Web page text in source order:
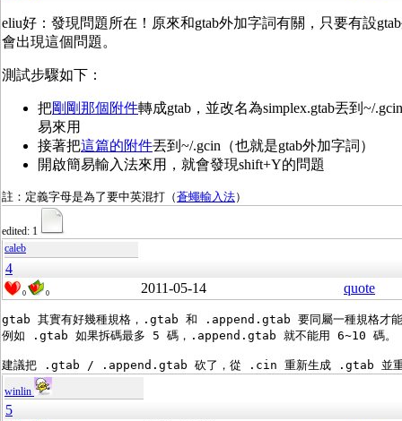
eliu好：發現問題所在！原來和gtab外加字詞有關，只要有設
會出現這個問題。
測試步驟如下：
把剛剛那個附件轉成gtab，並改名為simplex.gtab丟到~/
易來用
接著把這篇的附件丟到~/.gcin（也就是gtab外加字詞）
開啟簡易輸入法來用，就會發現shift+Y的問題
註：定義字母是為了要中英混打（蒼蠅輸入法）
edited: 1
caleb
4
0 0 2011-05-14 quote
gtab 其實有好幾種規格，.gtab 和 .append.gtab 要同屬一種規格才
例如 .gtab 如果拆碼最多 5 碼，.append.gtab 就不能用 6~10 碼。
建議把 .gtab / .append.gtab 砍了，從 .cin 重新生成 .gtab 並重
winlin
5